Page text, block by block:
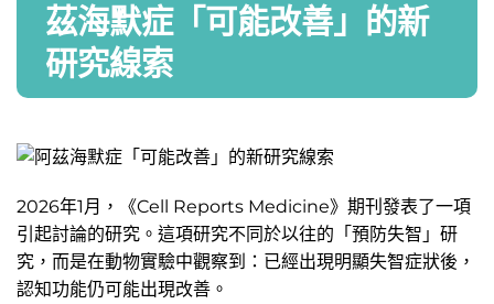
茲海默症「可能改善」的新
研究線索
2026年1月，《Cell Reports Medicine》期刊發表了一項
引起討論的研究。這項研究不同於以往的「預防失智」研
究，而是在動物實驗中觀察到：已經出現明顯失智症狀後，
認知功能仍可能出現改善。